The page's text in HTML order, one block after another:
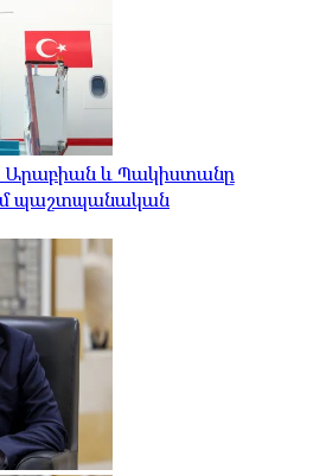
Արաբիան և Պակիստանը
պաշտպանական